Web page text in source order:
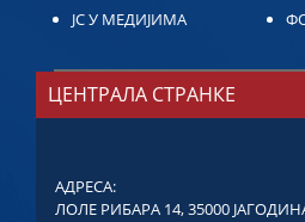
ЈС У МЕДИЈИМА
ЦЕНТРАЛА СТРАНКЕ
АДРЕСА:
ЛОЛЕ РИБАРА 14, 35000